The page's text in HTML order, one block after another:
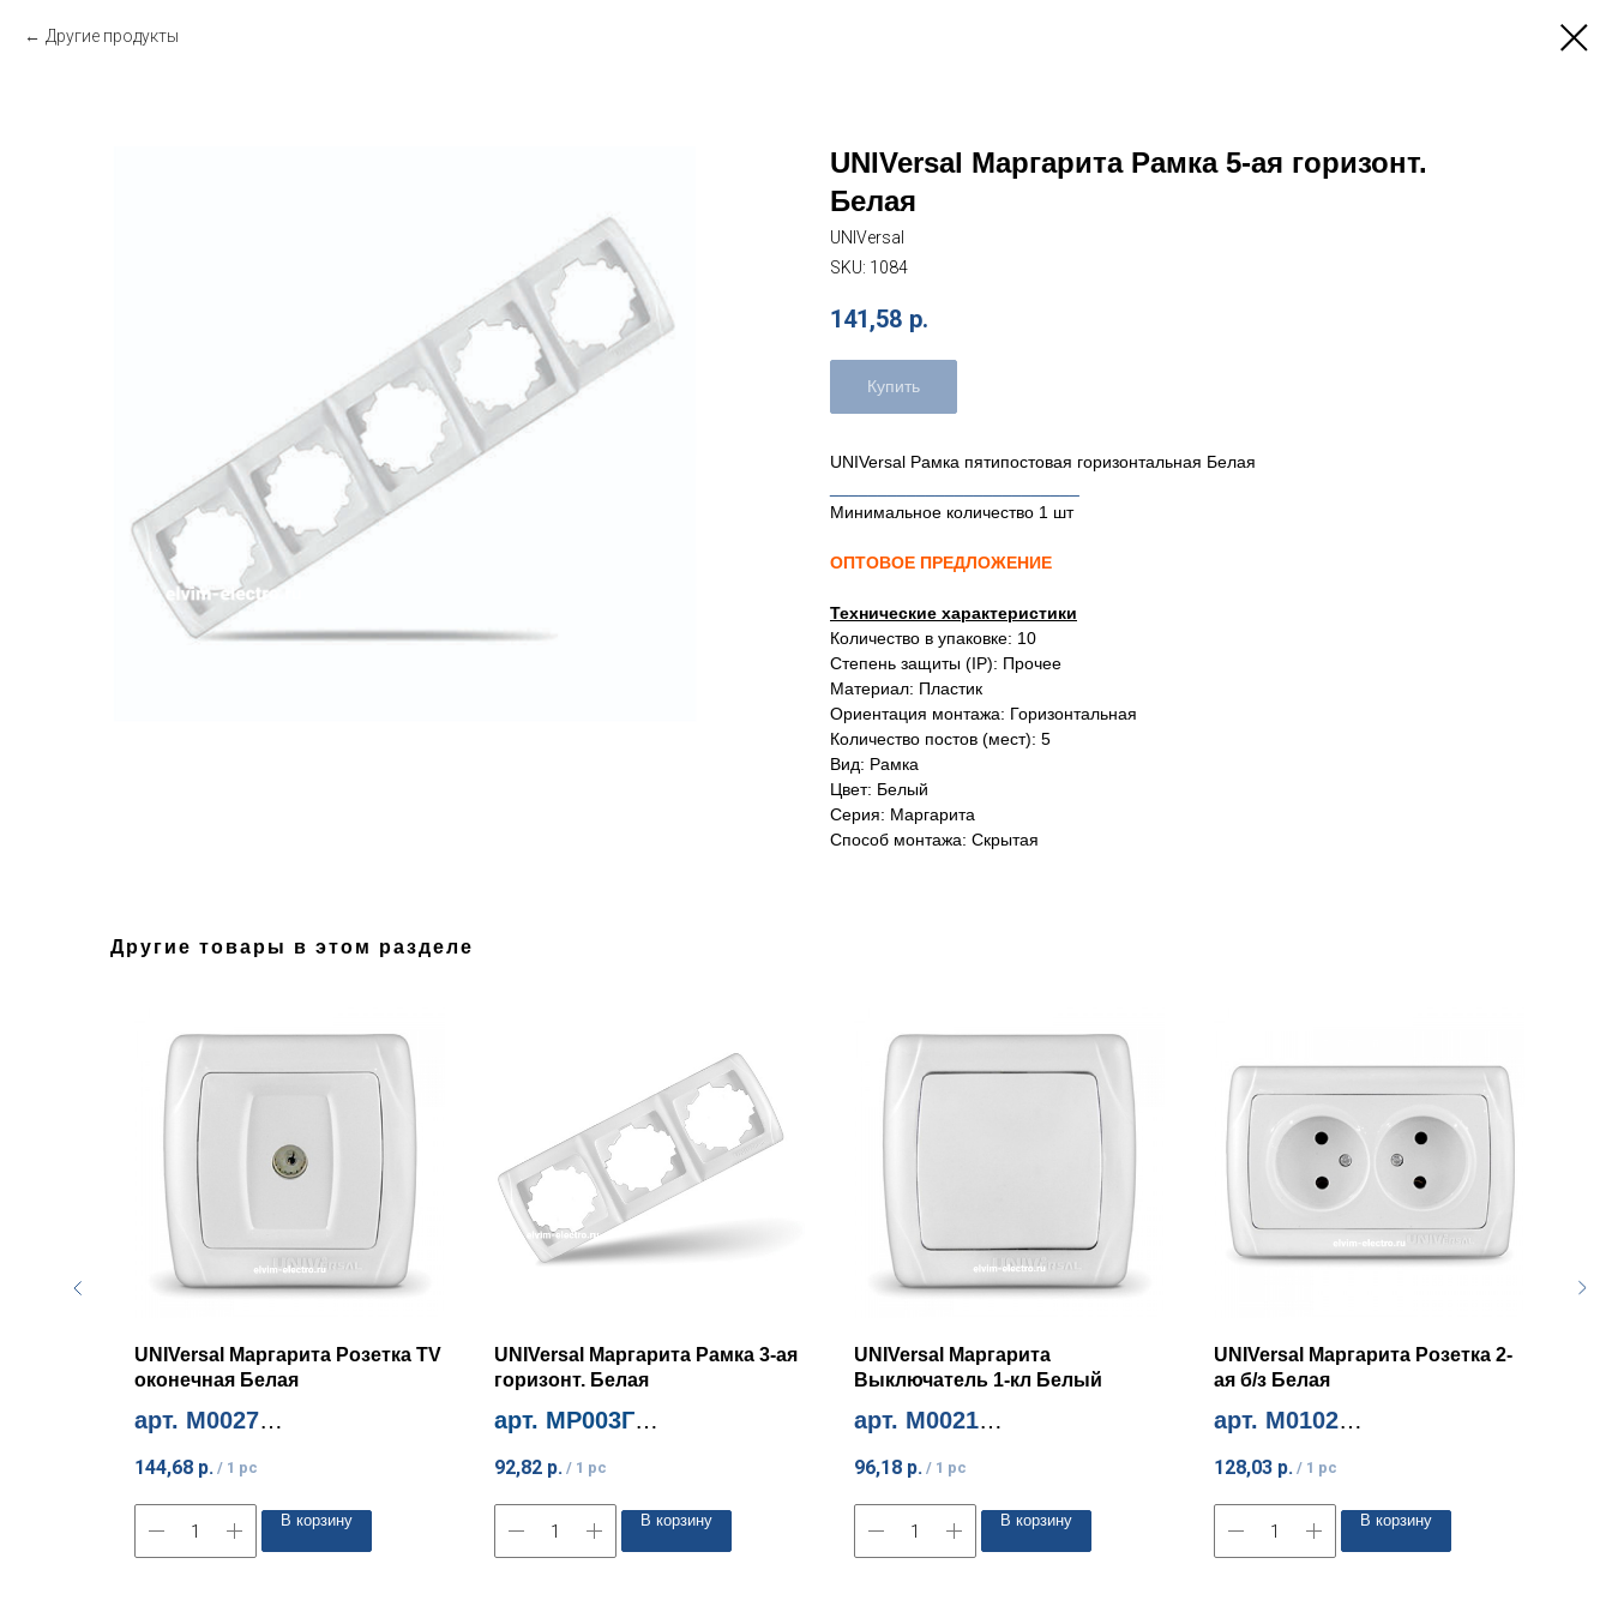
Другие продукты
UNIVersal Маргарита Рамка 5-ая горизонт.
Белая
UNIVersal
SKU: 1084
141,58 р.
Купить
UNIVersal Рамка пятипостовая горизонтальная Белая
Минимальное количество 1 шт
ОПТОВОЕ ПРЕДЛОЖЕНИЕ
Технические характеристики
Количество в упаковке: 10
Степень защиты (IP): Прочее
Материал: Пластик
Ориентация монтажа: Горизонтальная
Количество постов (мест): 5
Вид: Рамка
Цвет: Белый
Серия: Маргарита
Способ монтажа: Скрытая
Другие товары в этом разделе
UNIVersal Маргарита Розетка TV
оконечная Белая
арт. М0027
Миним. количество 10шт
144,68 р. / 1 pc
В корзину
UNIVersal Маргарита Рамка 3-ая
горизонт. Белая
арт. МР003Г
Миним. количество 1шт
92,82 р. / 1 pc
В корзину
UNIVersal Маргарита
Выключатель 1-кл Белый
арт. М0021
Миним. количество 10шт
96,18 р. / 1 pc
В корзину
UNIVersal Маргарита Розетка 2-
ая б/з Белая
арт. М0102
Миним. количество 10шт
128,03 р. / 1 pc
В корзину